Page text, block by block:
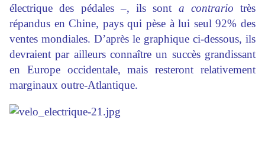
électrique des pédales –, ils sont a contrario très
répandus en Chine, pays qui pèse à lui seul 92% des
ventes mondiales. D’après le graphique ci-dessous, ils
devraient par ailleurs connaître un succès grandissant
en Europe occidentale, mais resteront relativement
marginaux outre-Atlantique.